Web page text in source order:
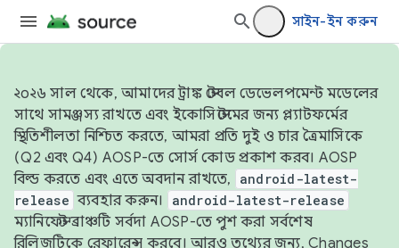
সাইন-ইন করুন
২০২৬ সাল থেকে, আমাদের ট্রাঙ্ক স্টেবল ডেভেলপমেন্ট মডেলের
সাথে সামঞ্জস্য রাখতে এবং ইকোসিস্টেমের জন্য প্ল্যাটফর্মের
স্থিতিশীলতা নিশ্চিত করতে, আমরা প্রতি দুই ও চার ত্রৈমাসিকে
(Q2 এবং Q4) AOSP-তে সোর্স কোড প্রকাশ করব। AOSP
বিল্ড করতে এবং এতে অবদান রাখতে,
android-latest-
release ব্যবহার করুন। android-latest-release
ম্যানিফেস্ট ব্রাঞ্চটি সর্বদা AOSP-তে পুশ করা সর্বশেষ
রিলিজটিকে রেফারেন্স করবে। আরও তথ্যের জন্য, Changes